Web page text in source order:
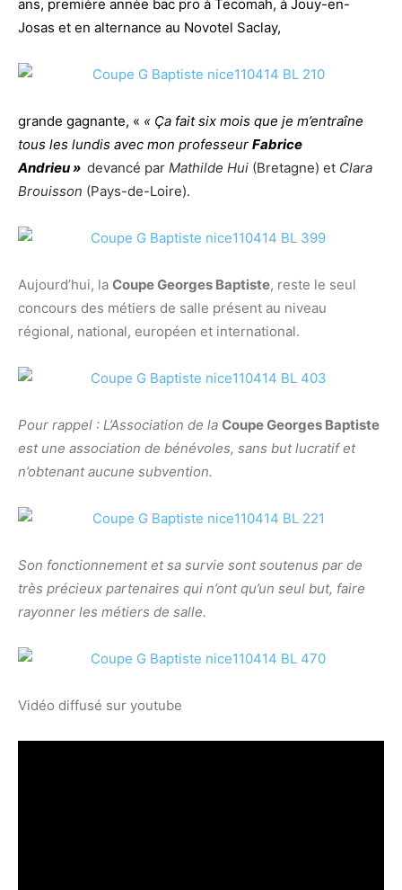
ans, première année bac pro à Tecomah, à Jouy-en-
Josas et en alternance au Novotel Saclay,
grande gagnante, « « Ça fait six mois que je m’entraîne
tous les lundis avec mon professeur Fabrice
Andrieu » devancé par Mathilde Hui (Bretagne) et Clara
Brouisson (Pays-de-Loire).
Aujourd’hui, la Coupe Georges Baptiste, reste le seul
concours des métiers de salle présent au niveau
régional, national, européen et international.
Pour rappel : L’Association de la Coupe Georges Baptiste
est une association de bénévoles, sans but lucratif et
n’obtenant aucune subvention.
Son fonctionnement et sa survie sont soutenus par de
très précieux partenaires qui n’ont qu’un seul but, faire
rayonner les métiers de salle.
Vidéo diffusé sur youtube